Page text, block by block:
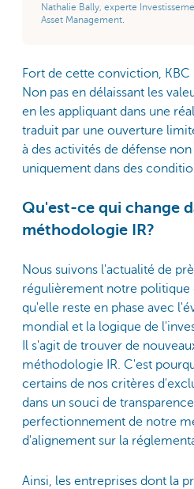
Nathalie Bally, experte
Asset Management.
Fort de cette conviction, KBC
Non pas en délaissant les
en les appliquant dans une
traduit par une ouverture
à des activités de défense
uniquement dans des
Qu'est-ce qui change
méthodologie IR?
Nous suivons l'actualité de
régulièrement notre politique
qu'elle reste en phase avec
mondial et la logique de
Il s'agit de trouver de
méthodologie IR. C'est
certains de nos critères
dans un souci de
perfectionnement de notre
d'alignement sur la
Ainsi, les entreprises dont la